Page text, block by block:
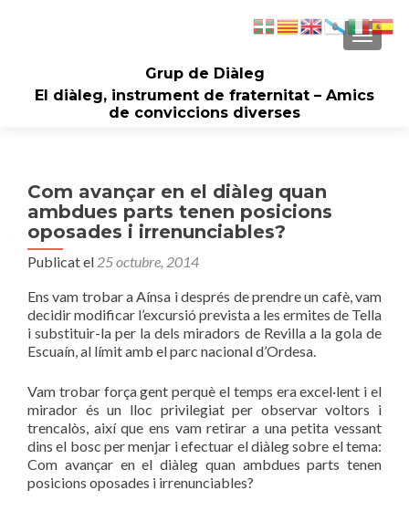
Grup de Diàleg
El diàleg, instrument de fraternitat – Amics
de conviccions diverses
Com avançar en el diàleg quan
ambdues parts tenen posicions
oposades i irrenunciables?
Publicat el 25 octubre, 2014
Ens vam trobar a Aínsa i després de prendre un cafè, vam
decidir modificar l’excursió prevista a les ermites de Tella
i substituir-la per la dels miradors de Revilla a la gola de
Escuaín, al límit amb el parc nacional d’Ordesa.
Vam trobar força gent perquè el temps era excel·lent i el
mirador és un lloc privilegiat per observar voltors i
trencalòs, així que ens vam retirar a una petita vessant
dins el bosc per menjar i efectuar el diàleg sobre el tema:
Com avançar en el diàleg quan ambduesparts tenen
posicions oposades i irrenunciables?